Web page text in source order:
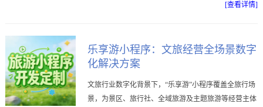
[查看详情]
乐享游小程序：文旅经营全场景数字
化解决方案
文旅行业数字化背景下，“乐享游”小程序覆盖全旅行场
景，为景区、旅行社、全域旅游及主题旅游等经营主体